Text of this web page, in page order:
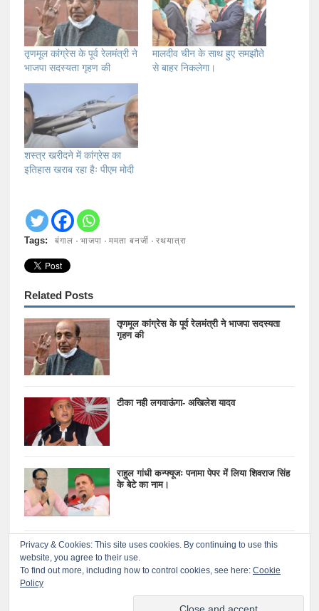
तृणमूल कांग्रेस के पूर्व रेलमंत्री ने
भाजपा सदस्यता गृहण की
मालदीव चीन के साथ हुए समझौते
से बाहर निकलेगा।
शस्त्र खरीदने में कांग्रेस का
इतिहास खराब रहा हैः पीएम मोदी
Tags: बंगाल · भाजपा · ममता बनर्जी · रथयात्रा
Related Posts
तृणमूल कांग्रेस के पूर्व रेलमंत्री ने भाजपा सदस्यता
गृहण की
टीका नही लगवाऊंगा- अखिलेश यादव
राहुल गांधी कन्फ्यूजः पनामा पेपर में लिया शिवराज सिंह
के बेटे का नाम।
©प्रतिकार . All rights reserved.
Privacy & Cookies: This site uses cookies. By continuing to use this
website, you agree to their use.
To find out more, including how to control cookies, see here: Cookie
Policy